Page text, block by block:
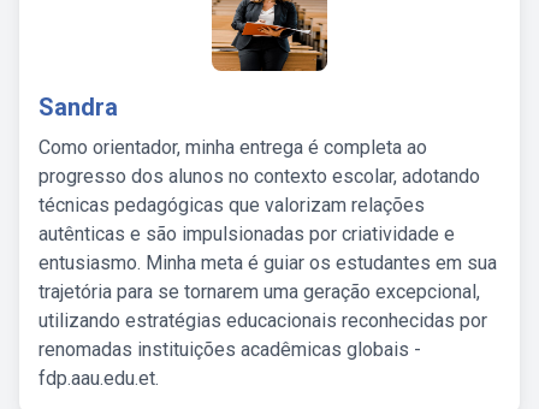
Sandra
Como orientador, minha entrega é completa ao
progresso dos alunos no contexto escolar, adotando
técnicas pedagógicas que valorizam relações
autênticas e são impulsionadas por criatividade e
entusiasmo. Minha meta é guiar os estudantes em sua
trajetória para se tornarem uma geração excepcional,
utilizando estratégias educacionais reconhecidas por
renomadas instituições acadêmicas globais -
fdp.aau.edu.et.